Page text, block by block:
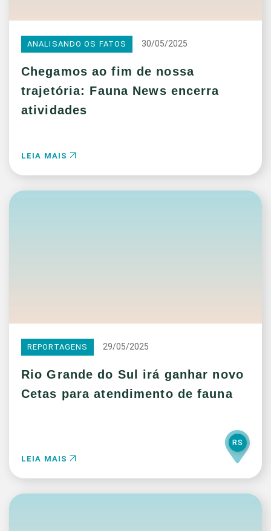
ANALISANDO OS FATOS 30/05/2025
Chegamos ao fim de nossa
trajetória: Fauna News encerra
atividades
LEIA MAIS
REPORTAGENS 29/05/2025
Rio Grande do Sul irá ganhar novo
Cetas para atendimento de fauna
LEIA MAIS
RS